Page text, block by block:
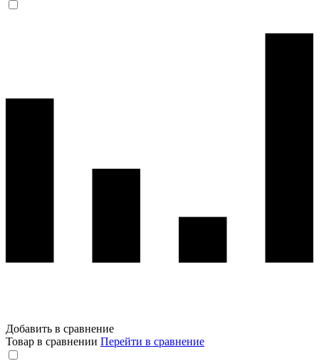
Добавить в сравнение
Товар в сравнении Перейти в сравнение